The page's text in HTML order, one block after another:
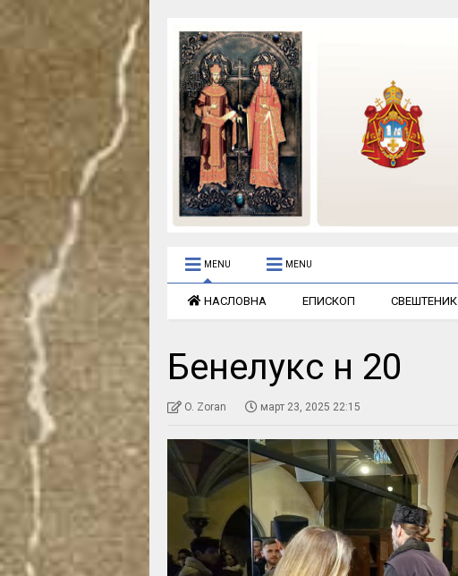
MENU MENU
НАСЛОВНА ЕПИСКОП СВЕШТЕНИК
Бенелукс н 20
O. Zoran март 23, 2025 22:15